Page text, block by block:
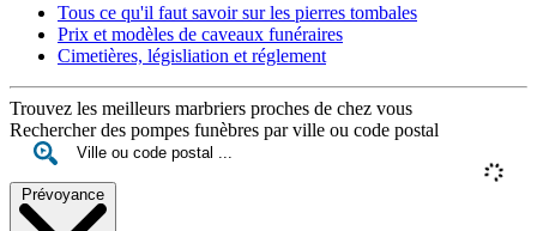
Tous ce qu'il faut savoir sur les pierres tombales
Prix et modèles de caveaux funéraires
Cimetières, législiation et réglement
Trouvez les meilleurs marbriers proches de chez vous
Rechercher des pompes funèbres par ville ou code postal
Prévoyance